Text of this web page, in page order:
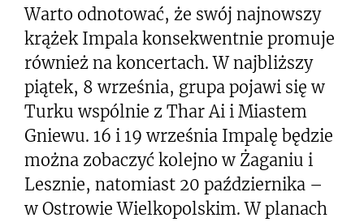
Warto odnotować, że swój najnowszy
krążek Impala konsekwentnie promuje
również na koncertach. W najbliższy
piątek, 8 września, grupa pojawi się w
Turku wspólnie z Thar Ai i Miastem
Gniewu. 16 i 19 września Impalę będzie
można zobaczyć kolejno w Żaganiu i
Lesznie, natomiast 20 października –
w Ostrowie Wielkopolskim. W planach